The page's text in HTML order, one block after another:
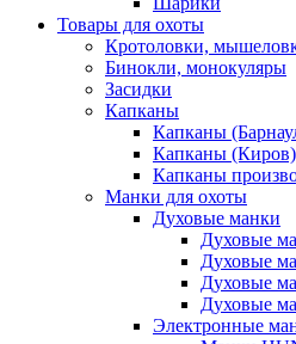
Товары для охоты
Кротоловки,
Бинокли, монокуляры
Засидки
Капканы
Капканы
Капканы (Киров)
Капканы
Манки для охоты
Духовые манки
Духовые
Духовые
Духовые
Духовые
Электронные